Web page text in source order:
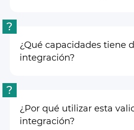
?
¿Qué capacidades tiene
integración?
?
¿Por qué utilizar esta
integración?